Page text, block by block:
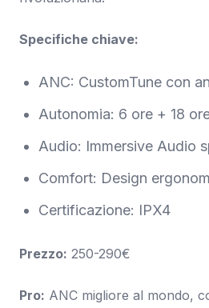
Specifiche chiave:
ANC: CustomTune con
Autonomia: 6 ore + 18
Audio: Immersive Audio
Comfort: Design
Certificazione: IPX4
Prezzo: 250-290€
Pro: ANC migliore al mondo,